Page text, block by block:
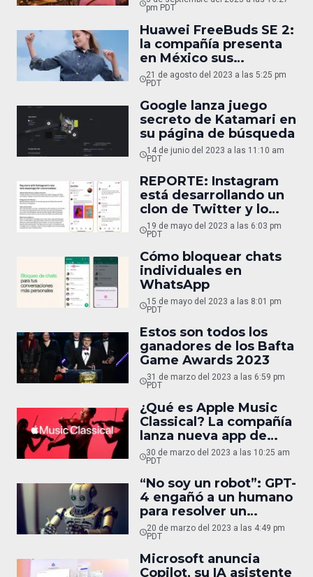
pm PDT
Huawei FreeBuds SE 2:
la compañía presenta
en México sus
ligerísimos y cómodos
nuevos audífonos
21 de agosto del 2023 a las 5:25 pm
PDT
Google lanza juego
secreto de Katamari en
su página de búsqueda
14 de junio del 2023 a las 11:10 am
PDT
REPORTE: Instagram
está desarrollando un
clon de Twitter y lo
lanzará este verano
19 de mayo del 2023 a las 6:03 pm
PDT
Cómo bloquear chats
individuales en
WhatsApp
15 de mayo del 2023 a las 8:01 pm
PDT
Estos son todos los
ganadores de los Bafta
Game Awards 2023
31 de marzo del 2023 a las 6:59 pm
PDT
¿Qué es Apple Music
Classical? La compañía
lanza nueva app de
música
30 de marzo del 2023 a las 10:25 am
PDT
“No soy un robot”: GPT-
4 engañó a un humano
para resolver un
Captcha
20 de marzo del 2023 a las 4:49 pm
PDT
Microsoft anuncia
Copilot, su IA asistente